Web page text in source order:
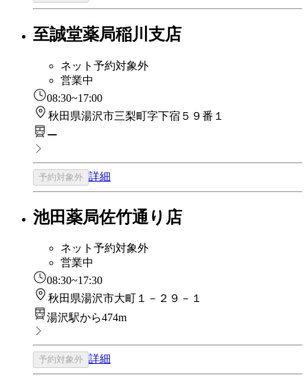
至誠堂薬局稲川支店
ネット予約対象外
営業中
08:30~17:00
秋田県湯沢市三梨町字下宿５９番１
ー
予約対象外 詳細
池田薬局佐竹通り店
ネット予約対象外
営業中
08:30~17:30
秋田県湯沢市大町１－２９－１
湯沢駅から474m
予約対象外 詳細